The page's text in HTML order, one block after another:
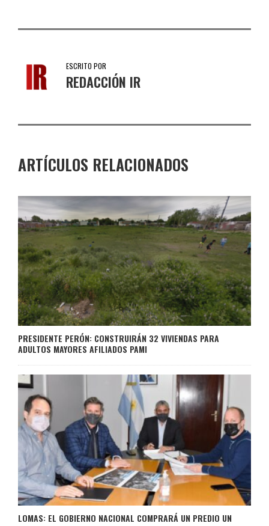
ESCRITO POR
REDACCIÓN IR
ARTÍCULOS RELACIONADOS
PRESIDENTE PERÓN: CONSTRUIRÁN 32 VIVIENDAS PARA
ADULTOS MAYORES AFILIADOS PAMI
LOMAS: EL GOBIERNO NACIONAL COMPRARÁ UN PREDIO UN